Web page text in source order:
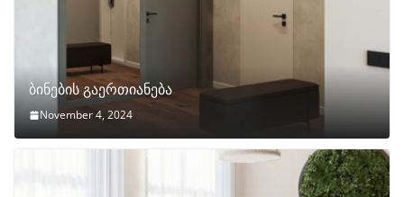
ბინების გაერთიანება
November 4, 2024